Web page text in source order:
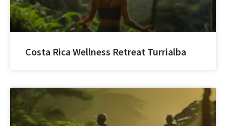
Costa Rica Wellness Retreat Turrialba